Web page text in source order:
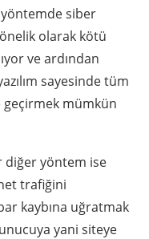
yöntemde siber
olarak kötü
ve ardından
sayesinde tüm
mümkün
diğer yöntem ise
trafiğini
kaybına uğratmak
yani siteye